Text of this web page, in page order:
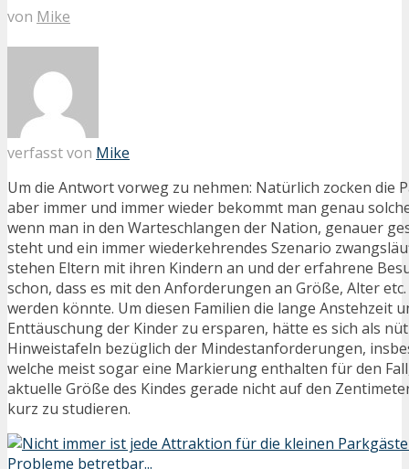
von Mike
verfasst von Mike
Um die Antwort vorweg zu nehmen: Natürlich zocken die
aber immer und immer wieder bekommt man genau
wenn man in den Warteschlangen der Nation, genauer
steht und ein immer wiederkehrendes Szenario
stehen Eltern mit ihren Kindern an und der erfahrene
schon, dass es mit den Anforderungen an Größe, Alter
werden könnte. Um diesen Familien die lange Anstehzeit
Enttäuschung der Kinder zu ersparen, hätte es sich als
Hinweistafeln bezüglich der Mindestanforderungen,
welche meist sogar eine Markierung enthalten für den
aktuelle Größe des Kindes gerade nicht auf den
kurz zu studieren.